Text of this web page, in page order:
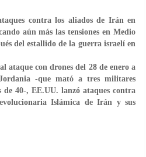
contra los aliados de Irán en
aún más las tensiones en Medio
del estallido de la guerra israelí en
ataque con drones del 28 de enero a
-que mató a tres militares
de 40-, EE.UU. lanzó ataques contra
Islámica de Irán y sus